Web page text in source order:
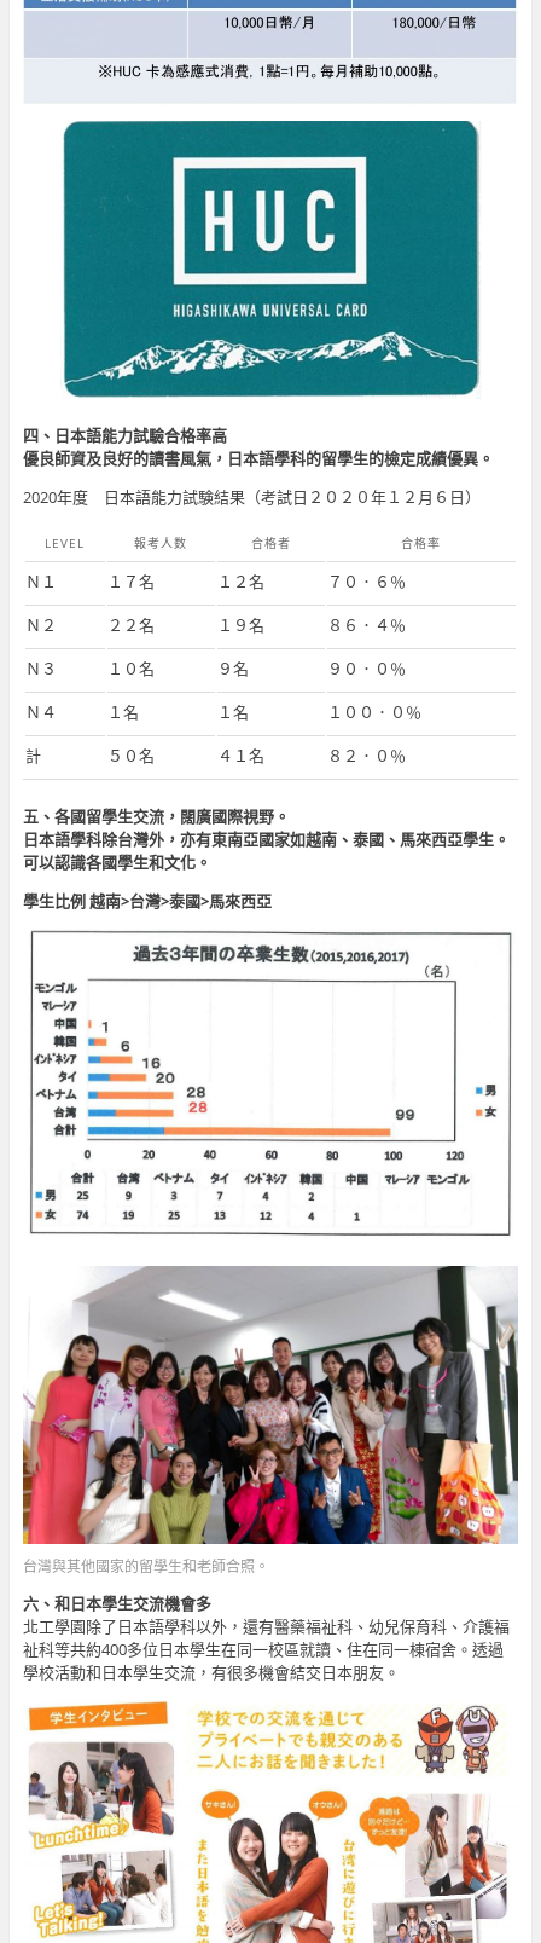
四、日本語能力試驗合格率高
優良師資及良好的讀書風氣，日本語學科的留學生的檢定成績優異。
2020年度 日本語能力試験結果（考試日２０２０年１２月６日）
LEVEL 報考人数 合格者 合格率
Ｎ１ １７名 １２名
７０．６％
Ｎ２
２２名 １９名
８６．４％
Ｎ３
１０名 ９名
９０．０％
Ｎ４
１名 １名
１００．０％
計
５０名 ４１名 ８２．０％
五、各國留學生交流，闊廣國際視野。
日本語學科除台灣外，亦有東南亞國家如越南、泰國、馬來西亞學生。
可以認識各國學生和文化。
學生比例 越南>台灣>泰國>馬來西亞
台灣與其他國家的留學生和老師合照。
六、和日本學生交流機會多
北工學園除了日本語學科以外，還有醫藥福祉科、幼兒保育科、介護福
祉科等共約400多位日本學生在同一校區就讀、住在同一棟宿舍。透過
學校活動和日本學生交流，有很多機會結交日本朋友。